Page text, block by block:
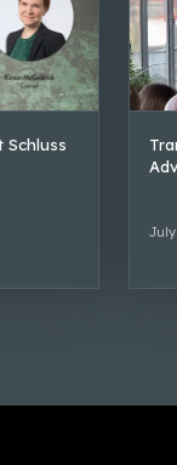
Schluss
July